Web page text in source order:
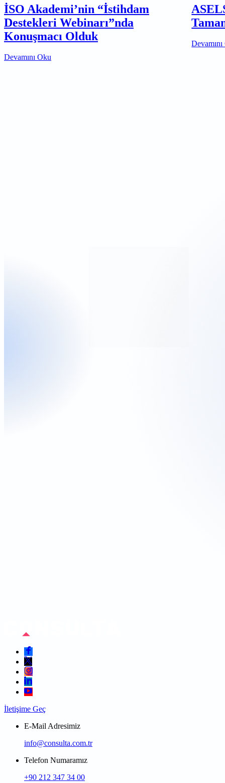
İSO Akademi’nin “İstihdam
Destekleri Webinarı”nda
Konuşmacı Olduk
Devamını Oku
İletişime Geç
E-Mail Adresimiz
info@consulta.com.tr
Telefon Numaramız
+90 212 347 34 00